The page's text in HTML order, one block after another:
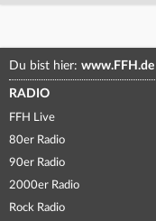
Du bist hier: www.FFH.de
RADIO
FFH Live
80er Radio
90er Radio
2000er Radio
Rock Radio